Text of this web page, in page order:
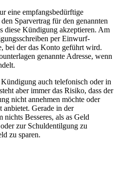
eine empfangsbedürftige
Sparvertrag für den genannten
diese Kündigung akzeptieren. Am
per Einwurf-
bei der das Konto geführt wird.
genannte Adresse, wenn
auch telefonisch oder in
aber immer das Risiko, dass der
nicht annehmen möchte oder
anbietet. Gerade in der
Besseres, als as Geld
zur Schuldentilgung zu
zu sparen.